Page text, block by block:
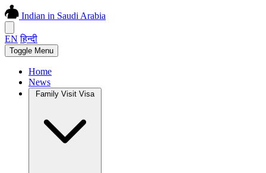
Indian in Saudi Arabia
EN हिन्दी
Toggle Menu
Home
News
Family Visit Visa